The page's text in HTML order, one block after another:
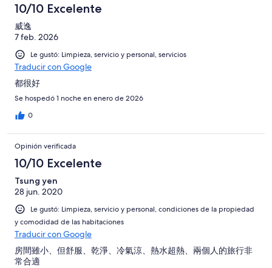
10/10 Excelente
威逸
7 feb. 2026
Le gustó: Limpieza, servicio y personal, servicios
Traducir con Google
都很好
Se hospedó 1 noche en enero de 2026
0
Opinión verificada
10/10 Excelente
Tsung yen
28 jun. 2020
Le gustó: Limpieza, servicio y personal, condiciones de la propiedad
y comodidad de las habitaciones
Traducir con Google
房間雖小、但舒服、乾淨、冷氣涼、熱水超熱、兩個人的旅行非
常合適